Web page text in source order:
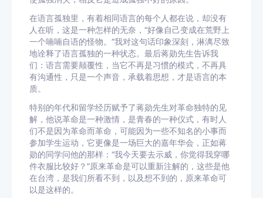
在语言孤独里，有着相同语言的每个人都在说，却没有
人在听，这是一种怎样的无奈，“好像自己变成在荒野上
一个喃喃自语的怪物。”我对这句话印象深刻，淋漓尽致
地诠释了语言孤独的一种状态。最后蒋勋先生告诉我
们：语言需要颠覆性，当它不再是习惯的模式，不再具
有沟通性，只是一个声音，承载着思想，才是语言的本
质。
特别的年代和留学经历赋予了蒋勋先生对革命独特的见
解，他说革命是一种激情，是青春的一种仪式，有时人
们不是因为革命而革命，可能因为一些不知名的小事而
参加学生运动，它更像是一场巨大的嘉年华会，正如蒋
勋的同学问他的那样：“我今天要去示威，你觉得我穿哪
件衣服比较好？”原来革命是可以重新注解的，这些是他
在台湾，是我们所看不到，以及想不到的，原来革命可
以是这样的。